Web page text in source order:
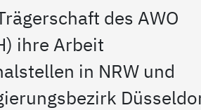
des AWO
ihre Arbeit
in NRW und